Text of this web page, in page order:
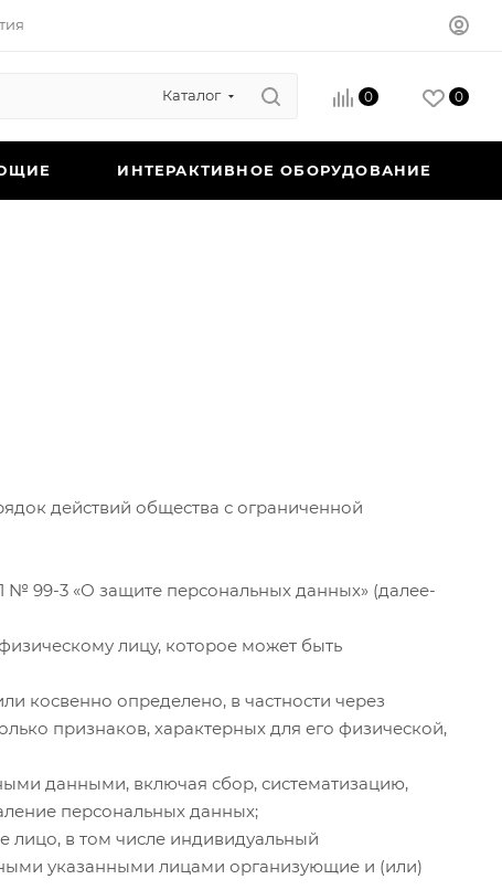
Каталог 0 0
ИНТЕРАКТИВНОЕ ОБОРУДОВАНИЕ
действий общества с ограниченной
№ 99-3 «О защите персональных данных» (далее-
лицу, которое может быть
косвенно определено, в частности через
признаков, характерных для его физической,
данными, включая сбор, систематизацию,
персональных данных;
лицо, в том числе индивидуальный
указанными лицами организующие и (или)